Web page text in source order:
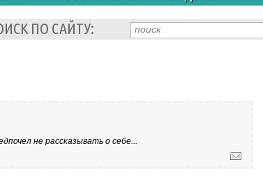
ПО САЙТУ:
не рассказывать о себе...